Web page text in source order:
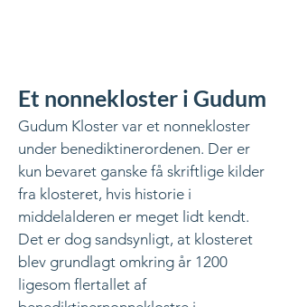
Et nonnekloster i Gudum
Gudum Kloster var et nonnekloster
under benediktinerordenen. Der er
kun bevaret ganske få skriftlige kilder
fra klosteret, hvis historie i
middelalderen er meget lidt kendt.
Det er dog sandsynligt, at klosteret
blev grundlagt omkring år 1200
ligesom flertallet af